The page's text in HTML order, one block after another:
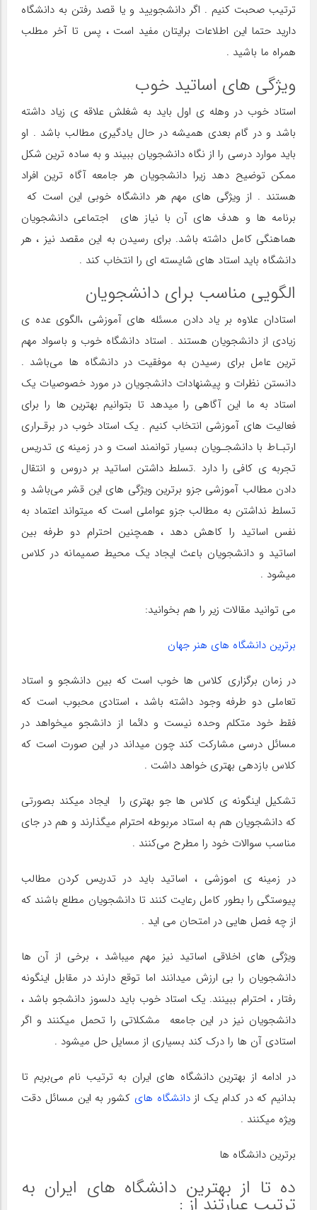
ترتیب صحبت کنیم . اگر دانشجویید و یا قصد رفتن به دانشگاه
دارید حتما این اطلاعات برایتان مفید است ، پس تا آخر مطلب
همراه ما باشید ‌.
ویژگی های اساتید خوب
استاد خوب در وهله ی اول باید به شغلش علاقه ی زیاد داشته
باشد و در گام بعدی همیشه در حال یادگیری مطالب باشد . او
باید موارد درسی را از نگاه دانشجویان ببیند و به ساده ترین شکل
ممکن توضیح دهد ‌زیرا دانشجویان هر جامعه آگاه ترین افراد
هستند . از ویژگی های مهم هر دانشگاه خوبی اين است كه
برنامه ها و هدف های آن با نياز های اجتماعي دانشجویان
هماهنگی کامل داشته باشد. براي رسيدن به این مقصد نیز ، هر
دانشگاه باید استاد های شایسته ای را انتخاب کند .
الگویی مناسب برای دانشجویان
استادان علاوه بر یاد دادن مسئله های آموزشي ،الگوی عده ی
زیادی از دانشجویان هستند . استاد دانشگاه خوب و باسواد مهم
ترين عامل برای رسیدن به موفقیت در دانشگاه ها می‌باشد .
دانستن نظرات و پیشنهادات دانشجويان در مورد خصوصیات يک
استاد به ما این آگاهی را میدهد تا بتوانیم بهترین ها را برای
فعاليت هاي آموزشی انتخاب کنیم . یک استاد خوب در برقـراري
ارتبـاط با دانشجـویان بسیار توانمند است و در زمینه ی تدریس
تجربه ی کافی را دارد .تسلط داشتن اساتید بر دروس و انتقال
دادن مطالب آموزشي جزو برترین ویژگی های این قشر می‌باشد و
تسلط نداشتن به مطالب جزو عواملی است که میتواند اعتماد به
نفس اساتید را کاهش دهد ، همچنین احترام دو طرفه بین
اساتید و دانشجویان باعث ایجاد یک محیط صمیمانه در کلاس
میشود .
می توانید مقالات زیر را هم بخوانید:
برترین دانشگاه های هنر جهان
در زمان برگزاری کلاس ها خوب است که بین دانشجو و استاد
تعاملی دو طرفه وجود داشته باشد ، استادی محبوب است که
فقط خود متکلم وحده نیست و دائما از دانشجو میخواهد در
مسائل درسی مشارکت کند چون میداند در این صورت است که
کلاس بازدهی بهتری خواهد داشت .
تشکیل اینگونه ی کلاس ها جو بهتری را ایجاد میکند بصورتی
که دانشجویان هم به استاد مربوطه احترام میگذارند و هم در جای
مناسب سوالات خود را مطرح می‌کنند .
در زمینه ی اموزشی ، اساتید باید در تدریس کردن مطالب
پیوستگی را بطور کامل رعایت کنند تا دانشجویان مطلع باشند که
از چه فصل هایی در امتحان می‌ اید .
ويژگي های اخلاقي اساتید نیز مهم میباشد ، برخی از آن ها
دانشجویان را بی ارزش میدانند اما توقع دارند در مقابل اینگونه
رفتار ، احترام ببینند. یک استاد خوب باید دلسوز دانشجو باشد ،
دانشجویان نیز در این جامعه مشكلاتي را تحمل میکنند و اگر
استادی آن ها را درک کند بسیاری از مسایل حل میشود .
در ادامه از بهترین دانشگاه های ایران به ترتیب نام می‌بریم تا
بدانیم که در کدام یک ازدانشگاه های کشور به این مسائل دقت
ویژه میکنند .
برترین دانشگاه ها
ده تا از بهترین دانشگاه های ایران به